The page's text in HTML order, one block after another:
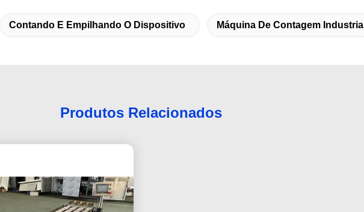
Contando E Empilhando O Dispositivo Máquina De Contagem Industrial
Produtos Relacionados